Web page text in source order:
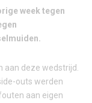
week tegen
aan deze wedstrijd.
outs werden
aan eigen